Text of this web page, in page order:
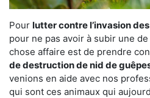
Pour lutter contre l’invasion
pour ne pas avoir à subir une
chose affaire est de prendre
de destruction de nid de
venions en aide avec nos
qui sont ces animaux qui